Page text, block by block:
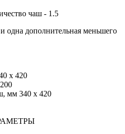
чаш - 1.5
одна дополнительная меньшего
х 420
200
мм 340 х 420